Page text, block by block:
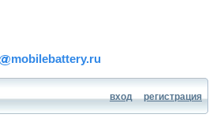
mobilebattery.ru
вход регистрация